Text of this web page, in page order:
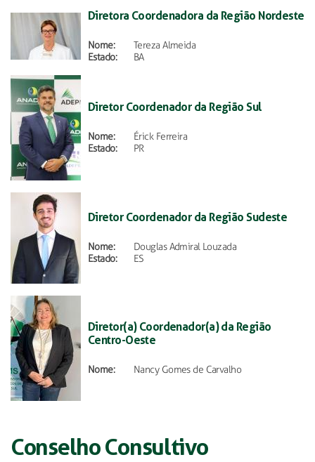
Diretora Coordenadora da Região Nordeste
Nome:
Tereza Almeida
Estado:
BA
Diretor Coordenador da Região Sul
Nome:
Érick Ferreira
Estado:
PR
Diretor Coordenador da Região Sudeste
Nome:
Douglas Admiral Louzada
Estado:
ES
Diretor(a) Coordenador(a) da Região
Centro-Oeste
Nome: Nancy Gomes de Carvalho
Conselho Consultivo